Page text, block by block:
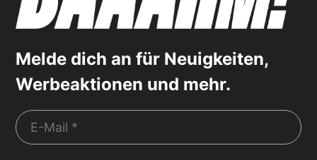
Melde dich an für Neuigkeiten,
Werbeaktionen und mehr.